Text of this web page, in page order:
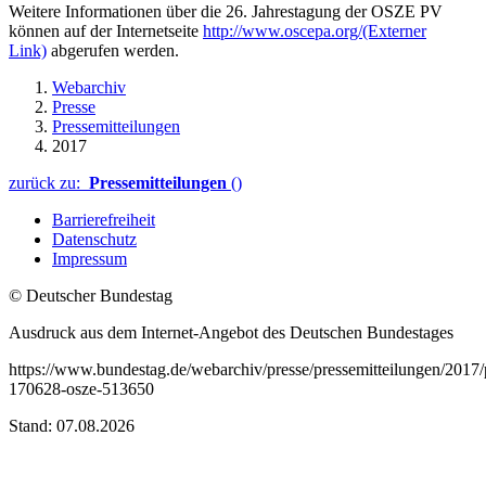
Weitere Informationen über die 26. Jahrestagung der OSZE PV
können auf der Internetseite http://www.oscepa.org/(Externer
Link) abgerufen werden.
Webarchiv
Presse
Pressemitteilungen
2017
zurück zu: Pressemitteilungen ()
Barrierefreiheit
Datenschutz
Impressum
© Deutscher Bundestag
Ausdruck aus dem Internet-Angebot des Deutschen Bundestages
https://www.bundestag.de/webarchiv/presse/pressemitteilungen/
170628-osze-513650
Stand: 07.08.2026